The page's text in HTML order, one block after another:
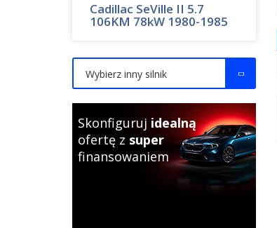
Cadillac SeVille II 5.7
106KM 78kW 1980-1985
Wybierz inny silnik
Skonfiguruj idealną
ofertę z super
finansowaniem